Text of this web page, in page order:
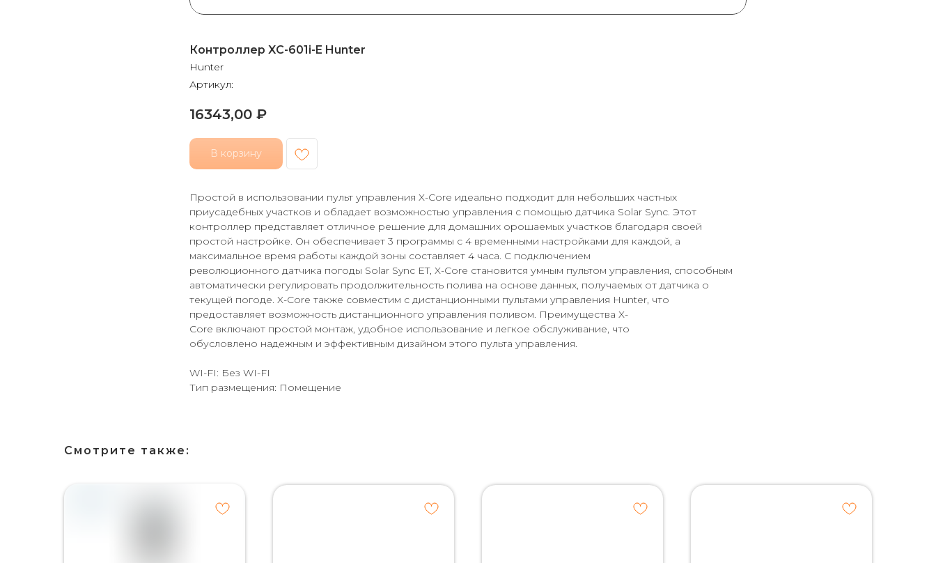
Контроллер XC-601i-E Hunter
Hunter
Артикул:
16343,00 ₽
В корзину
Простой в использовании пульт управления X-Core идеально подходит для небольших частных
приусадебных участков и обладает возможностью управления с помощью датчика Solar Sync. Этот
контроллер представляет отличное решение для домашних орошаемых участков благодаря своей
простой настройке. Он обеспечивает 3 программы с 4 временными настройками для каждой, а
максимальное время работы каждой зоны составляет 4 часа. С подключением
революционного датчика погоды Solar Sync ET, X-Core становится умным пультом управления, способным
автоматически регулировать продолжительность полива на основе данных, получаемых от датчика о
текущей погоде. X-Core также совместим с дистанционными пультами управления Hunter, что
предоставляет возможность дистанционного управления поливом. Преимущества X-
Core включают простой монтаж, удобное использование и легкое обслуживание, что
обусловлено надежным и эффективным дизайном этого пульта управления.
WI-FI: Без WI-FI
Тип размещения: Помещение
Смотрите также: